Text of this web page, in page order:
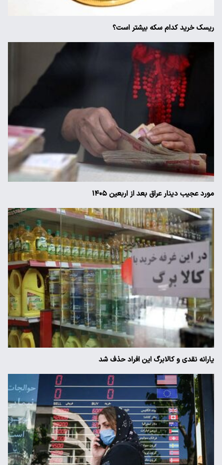
ریسک خرید کدام سکه بیشتر است؟
مورد عجیب دینار عراق بعد از اربعین ۱۴۰۵
یارانه نقدی و کالابرگ این افراد حذف شد